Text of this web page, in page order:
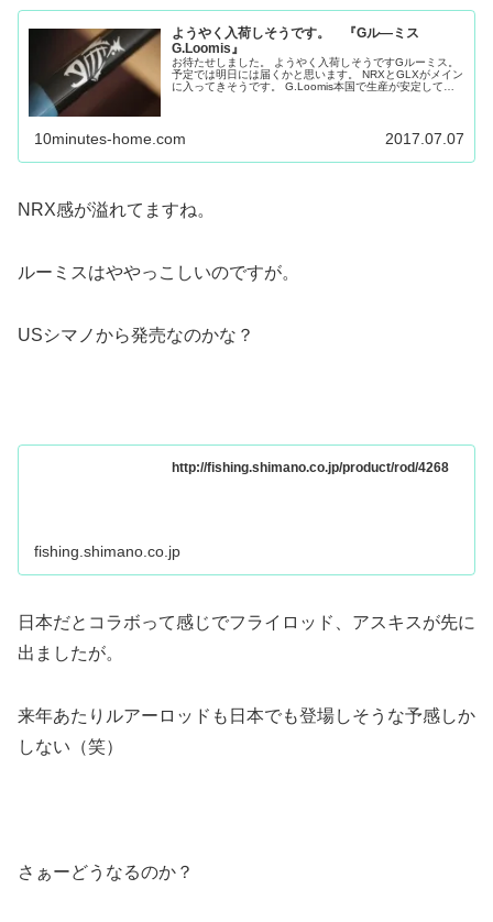
ようやく入荷しそうです。 『Gル―ミス
G.Loomis』
お待たせしました。 ようやく入荷しそうですGルーミス。
予定では明日には届くかと思います。 NRXとGLXがメイン
に入ってきそうです。 G.Loomis本国で生産が安定してい
10minutes-home.com 2017.07.07
NRX感が溢れてますね。
ルーミスはややっこしいのですが。
USシマノから発売なのかな？
http://fishing.shimano.co.jp/product/rod/4268
fishing.shimano.co.jp
日本だとコラボって感じでフライロッド、アスキスが先に
出ましたが。
来年あたりルアーロッドも日本でも登場しそうな予感しか
しない（笑）
さぁーどうなるのか？